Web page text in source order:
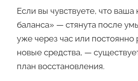
Если вы чувствуете, что ваша
баланса» — стянута после
уже через час или постоянно
новые средства, —
план восстановления.